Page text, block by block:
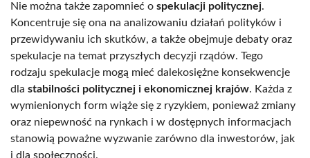
Nie można także zapomnieć o spekulacji politycznej.
Koncentruje się ona na analizowaniu działań polityków i
przewidywaniu ich skutków, a także obejmuje debaty oraz
spekulacje na temat przyszłych decyzji rządów. Tego
rodzaju spekulacje mogą mieć dalekosiężne konsekwencje
dla stabilności politycznej i ekonomicznej krajów. Każda z
wymienionych form wiąże się z ryzykiem, ponieważ zmiany
oraz niepewność na rynkach i w dostępnych informacjach
stanowią poważne wyzwanie zarówno dla inwestorów, jak
i dla społeczności.